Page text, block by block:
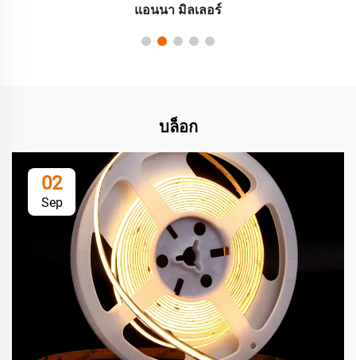
แอนนา มิลเลอร์
บล็อก
02
Sep